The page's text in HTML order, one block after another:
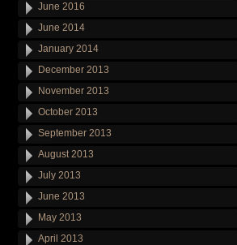
June 2016
June 2014
January 2014
December 2013
November 2013
October 2013
September 2013
August 2013
July 2013
June 2013
May 2013
April 2013